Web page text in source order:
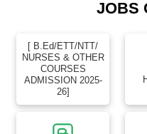
JOBS
[ B.Ed/ETT/NTT/
NURSES & OTHER
COURSES
ADMISSION 2025-
26]